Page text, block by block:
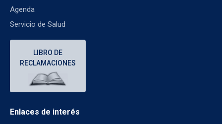
Agenda
Servicio de Salud
LIBRO DE
RECLAMACIONES
Enlaces de interés